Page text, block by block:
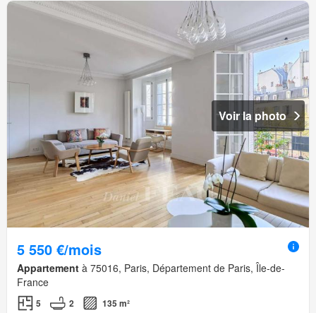
Voir la photo
5 550 €/mois
Appartement à 75016, Paris, Département de Paris, Île-de-
France
5 2 135 m²